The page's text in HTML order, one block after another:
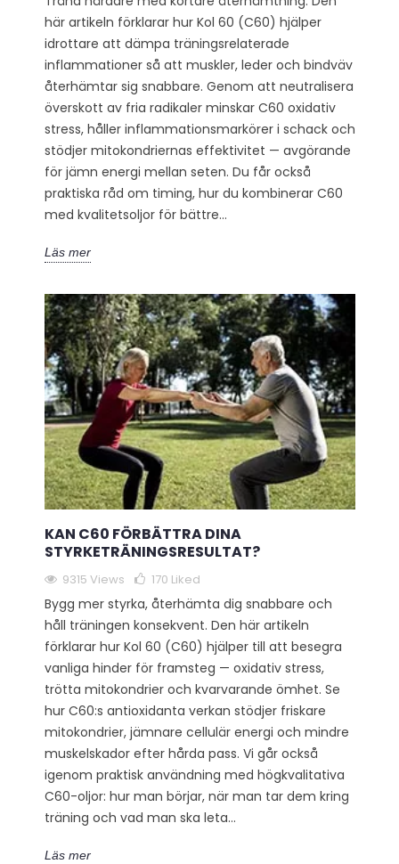
här artikeln förklarar hur Kol 60 (C60) hjälper
idrottare att dämpa träningsrelaterade
inflammationer så att muskler, leder och bindväv
återhämtar sig snabbare. Genom att neutralisera
överskott av fria radikaler minskar C60 oxidativ
stress, håller inflammationsmarkörer i schack och
stödjer mitokondriernas effektivitet — avgörande
för jämn energi mellan seten. Du får också
praktiska råd om timing, hur du kombinerar C60
med kvalitetsoljor för bättre...
Läs mer
KAN C60 FÖRBÄTTRA DINA
STYRKETRÄNINGSRESULTAT?
9315 Views 170 Liked
Bygg mer styrka, återhämta dig snabbare och
håll träningen konsekvent. Den här artikeln
förklarar hur Kol 60 (C60) hjälper till att besegra
vanliga hinder för framsteg — oxidativ stress,
trötta mitokondrier och kvarvarande ömhet. Se
hur C60:s antioxidanta verkan stödjer friskare
mitokondrier, jämnare cellulär energi och mindre
muskelskador efter hårda pass. Vi går också
igenom praktisk användning med högkvalitativa
C60-oljor: hur man börjar, när man tar dem kring
träning och vad man ska leta...
Läs mer